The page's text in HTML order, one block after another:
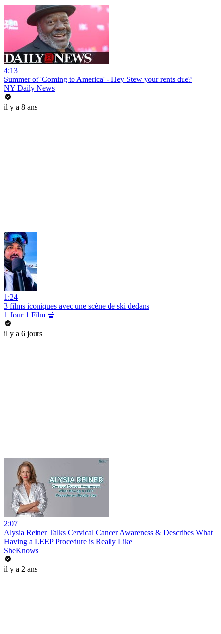
4:13
Summer of 'Coming to America' - Hey Stew your rents due?
NY Daily News
il y a 8 ans
1:24
3 films iconiques avec une scène de ski dedans
1 Jour 1 Film 🍿
il y a 6 jours
2:07
Alysia Reiner Talks Cervical Cancer Awareness & Describes What
Having a LEEP Procedure is Really Like
SheKnows
il y a 2 ans